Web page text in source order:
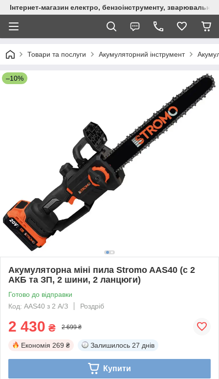
Інтернет-магазин електро, бензоінструменту,
Товари та послуги Акумуляторний інструмент
–10%
Акумуляторна міні пила Stromo AAS40 (c 2
АКБ та ЗП, 2 шини, 2 ланцюги)
Готово до відправки
Код: AAS40 з 2 А/З
Роздріб
2 430 ₴ 2 699 ₴
Економія 269 ₴ Залишилось 27 днів
Купити